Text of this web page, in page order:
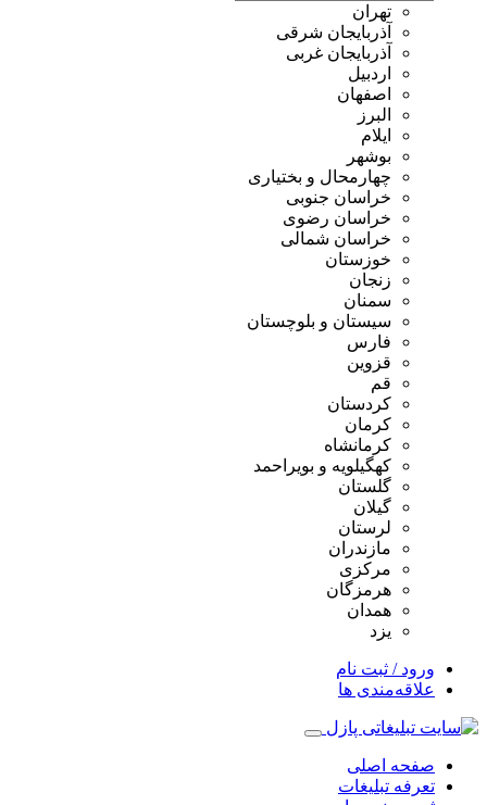
تهران
آذربایجان شرقی
آذربایجان غربی
اردبیل
اصفهان
البرز
ایلام
بوشهر
چهارمحال و بختیاری
خراسان جنوبی
خراسان رضوی
خراسان شمالی
خوزستان
زنجان
سمنان
سیستان و بلوچستان
فارس
قزوین
قم
کردستان
کرمان
کرمانشاه
کهگیلویه و بویراحمد
گلستان
گیلان
لرستان
مازندران
مرکزی
هرمزگان
همدان
یزد
ورود / ثبت نام
علاقه‌مندی ها
صفحه اصلی
تعرفه تبلیغات